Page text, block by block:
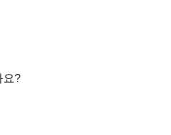
요?